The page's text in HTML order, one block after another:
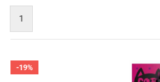
1
-19%